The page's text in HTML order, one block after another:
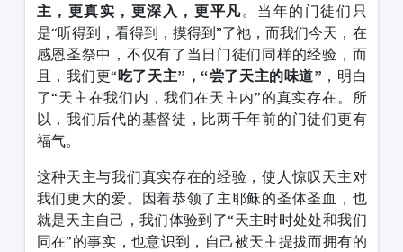
主，更真实，更深入，更平凡。当年的门徒们只
是“听得到，看得到，摸得到”了祂，而我们今天，在
感恩圣祭中，不仅有了当日门徒们同样的经验，而
且，我们更“吃了天主” ，“尝了天主的味道” ，明白
了“天主在我们内，我们在天主内”的真实存在。所
以，我们后代的基督徒，比两千年前的门徒们更有
福气。
这种天主与我们真实存在的经验，使人惊叹天主对
我们更大的爱。因着恭领了主耶稣的圣体圣血，也
就是天主自己，我们体验到了“天主时时处处和我们
同在”的事实，也意识到，自己被天主提拔而拥有的